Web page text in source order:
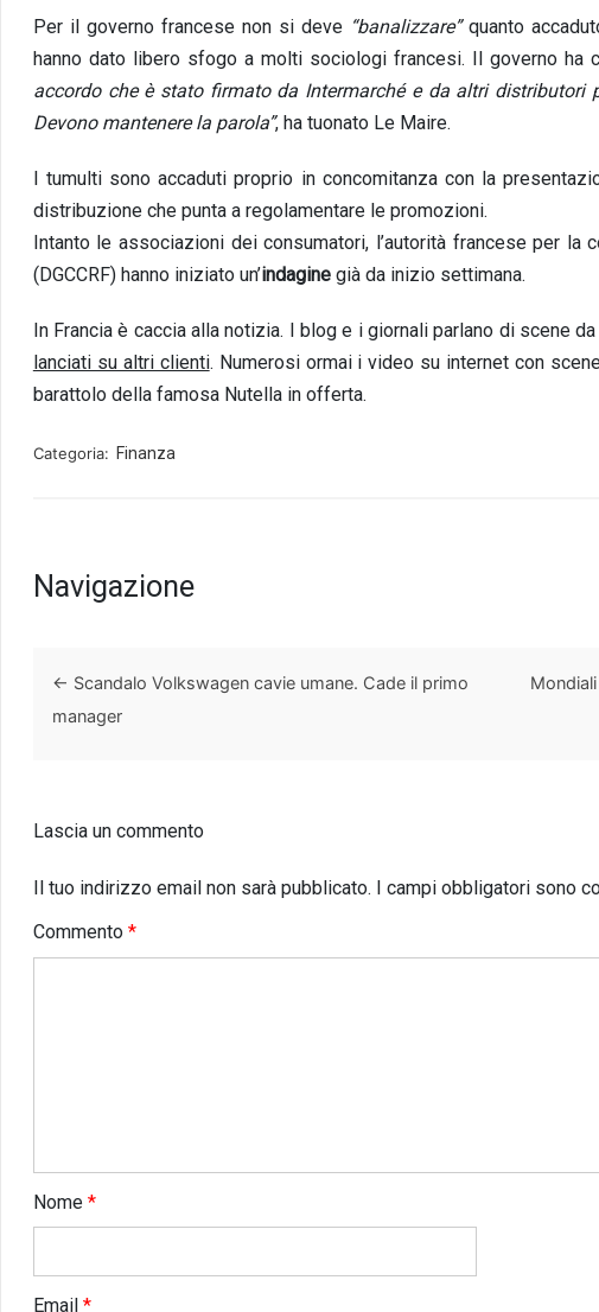
Per il governo francese non si deve “banalizzare”quanto
hanno dato libero sfogo a molti sociologi francesi. Il governo ha
accordo che è stato firmato da Intermarché e da altri distributori
Devono mantenere la parola”, ha tuonato Le Maire.
I tumulti sono accaduti proprio in concomitanza con la
distribuzione che punta a regolamentare le promozioni.
Intanto le associazioni dei consumatori, l’autorità francese per
(DGCCRF) hanno iniziato un’indaginegià da inizio settimana.
In Francia è caccia alla notizia. I blog e i giornali parlano di scene
lanciati su altri clienti. Numerosi ormai i video su internet con
barattolo della famosa Nutella in offerta.
Categoria: Finanza
Navigazione
← Scandalo Volkswagen cavie umane. Cade il primo
manager
Lascia un commento
Il tuo indirizzo email non sarà pubblicato. I campi obbligatori sono
Commento *
Nome *
Email *